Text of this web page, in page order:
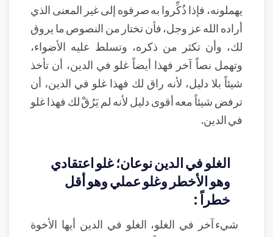
يهملونه، فإذا ذُكِّروا به صرفوه إلى غير المعنى الذي
أراده الله عز وجل، فأن تختار من النصوص ما يروق
لك، وأن تكثر من ذكره، وتسلط عليه الأضواء،
وتهمل نصاً آخر فهذا أيضاً غلو في الدين، أن تأخذ
شيئاً بلا دليل، لأنه راق لك فهذا غلو في الدين، أن
ترفض شيئاً معه أقوى دليل لأنه لم يَرُقْ لك فهذا غلو
في الدين.
الغلو في الدين نوعان؛ غلو اعتقادي
وهو الأخطر وغلو عملي وهو أقل
خطراً :
شيء آخر في الغلو، الغلو في الدين أيها الأخوة